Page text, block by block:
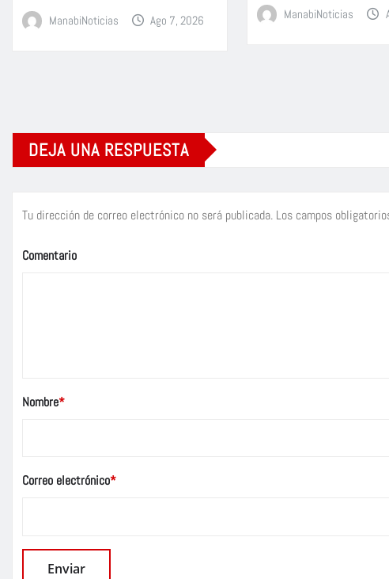
ManabiNoticias Ago 7, 2026 ManabiNoticias
DEJA UNA RESPUESTA
Tu dirección de correo electrónico no será publicada. Los campos
Comentario
Nombre*
Correo electrónico*